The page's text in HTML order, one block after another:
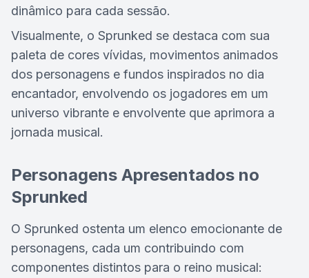
dinâmico para cada sessão.
Visualmente, o Sprunked se destaca com sua
paleta de cores vívidas, movimentos animados
dos personagens e fundos inspirados no dia
encantador, envolvendo os jogadores em um
universo vibrante e envolvente que aprimora a
jornada musical.
Personagens Apresentados no
Sprunked
O Sprunked ostenta um elenco emocionante de
personagens, cada um contribuindo com
componentes distintos para o reino musical: